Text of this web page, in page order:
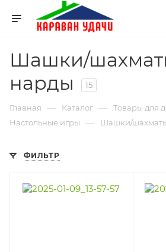
Шашки/
нарды
15
Главная — Каталог — Товары для
Настольные игры — Шашки/
ФИЛЬТР